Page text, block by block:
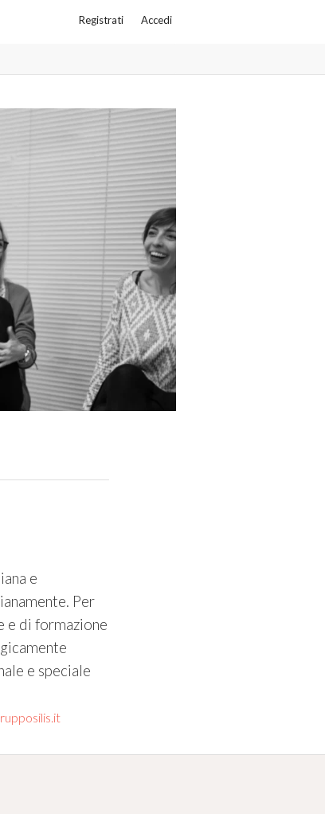
Registrati Accedi
e
Per
e di formazione
e speciale